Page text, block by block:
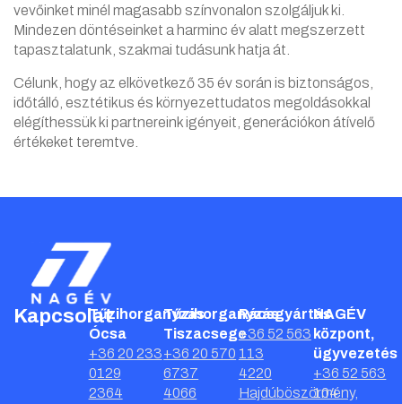
vevőinket minél magasabb színvonalon szolgáljuk ki.
Mindezen döntéseinket a harminc év alatt megszerzett
tapasztalatunk, szakmai tudásunk hatja át.
Célunk, hogy az elkövetkező 35 év során is biztonságos,
időtálló, esztétikus és környezettudatos megoldásokkal
elégíthessük ki partnereink igényeit, generációkon átívelő
értékeket teremtve.
KapcsolatTűzihorganyzás
Ócsa
+36 20 233
0129
2364
Tűzihorganyzás
Tiszacsege
+36 20 570
6737
4066
Rácsgyártás
+36 52 563
113
4220
Hajdúböszörmény,
NAGÉV
központ,
ügyvezetés
+36 52 563
104